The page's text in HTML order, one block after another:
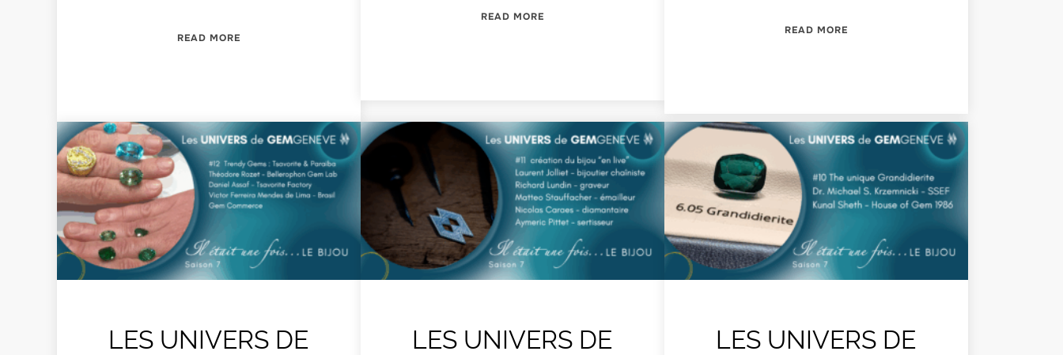
READ MORE
READ MORE
READ MORE
LES UNIVERS DE
LES UNIVERS DE
LES UNIVERS DE